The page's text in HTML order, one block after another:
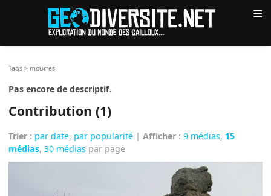
≡
Tags > mourres
Pas encore de descriptif.
Contribution (1)
Trier : par date, par popularité |Afficher :9 médias, 15
médias,30 médias par page